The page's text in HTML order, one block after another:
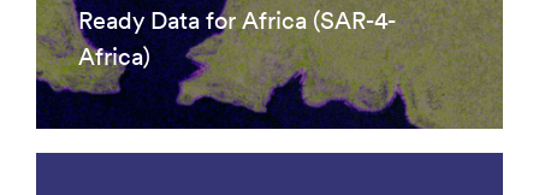
Ready Data for Africa (SAR-4-
Africa)